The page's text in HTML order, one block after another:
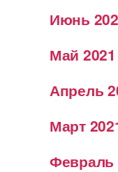
Июнь
Май 2021
Апрель
Март
Февраль